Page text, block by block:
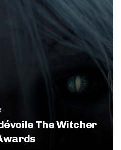
dévoile The Witcher